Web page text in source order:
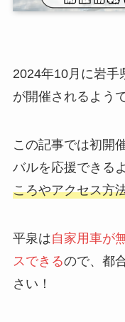
2024年10月に岩手
が開催されるようで
この記事では初開
バルを応援できる
ころやアクセス方
平泉は自家用車が
スできるので、都
さい！